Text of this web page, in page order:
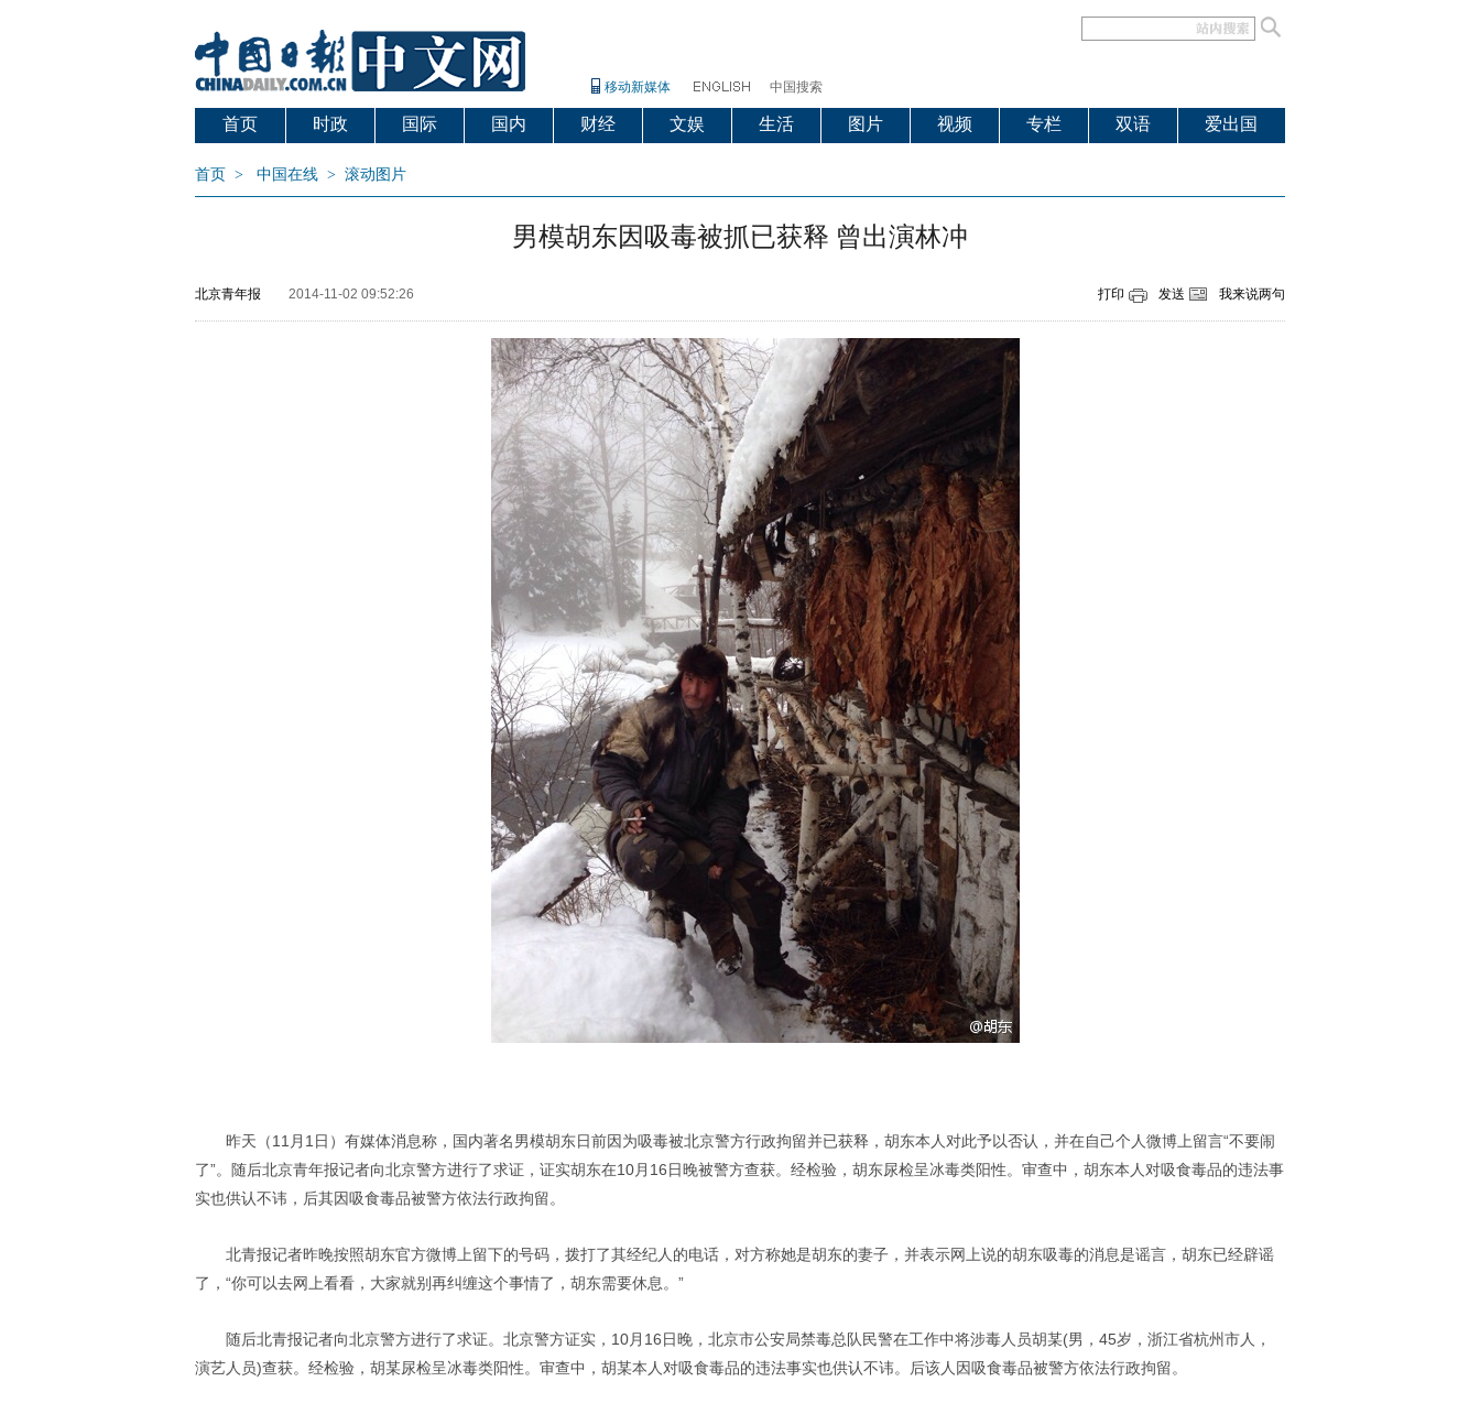
移动新媒体 中国搜索
首页 时政 国际 国内 财经 文娱 生活 图片 视频 专栏 双语 爱出国
首页 > 中国在线 > 滚动图片
男模胡东因吸毒被抓已获释 曾出演林冲
北京青年报 2014-11-02 09:52:26 打印 发送 我来说两句
昨天（11月1日）有媒体消息称，国内著名男模胡东日前因为吸毒被北京警方行政拘留并已获释，胡东本人对此予以否认，并在自己个人微博上留言“不要闹
了”。随后北京青年报记者向北京警方进行了求证，证实胡东在10月16日晚被警方查获。经检验，胡东尿检呈冰毒类阳性。审查中，胡东本人对吸食毒品的违法事
实也供认不讳，后其因吸食毒品被警方依法行政拘留。
北青报记者昨晚按照胡东官方微博上留下的号码，拨打了其经纪人的电话，对方称她是胡东的妻子，并表示网上说的胡东吸毒的消息是谣言，胡东已经辟谣
了，“你可以去网上看看，大家就别再纠缠这个事情了，胡东需要休息。”
随后北青报记者向北京警方进行了求证。北京警方证实，10月16日晚，北京市公安局禁毒总队民警在工作中将涉毒人员胡某(男，45岁，浙江省杭州市人，
演艺人员)查获。经检验，胡某尿检呈冰毒类阳性。审查中，胡某本人对吸食毒品的违法事实也供认不讳。后该人因吸食毒品被警方依法行政拘留。